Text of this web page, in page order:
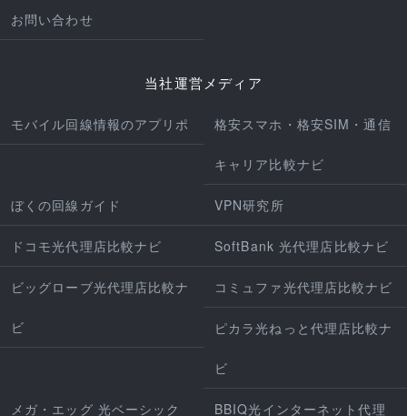
お問い合わせ
当社運営メディア
モバイル回線情報のアプリポ 格安スマホ・格安SIM・通信
キャリア比較ナビ
ぼくの回線ガイド VPN研究所
ドコモ光代理店比較ナビ SoftBank 光代理店比較ナビ
ビッグローブ光代理店比較ナ
ビ
コミュファ光代理店比較ナビ
ピカラ光ねっと代理店比較ナ
ビ
メガ・エッグ 光ベーシック BBIQ光インターネット代理